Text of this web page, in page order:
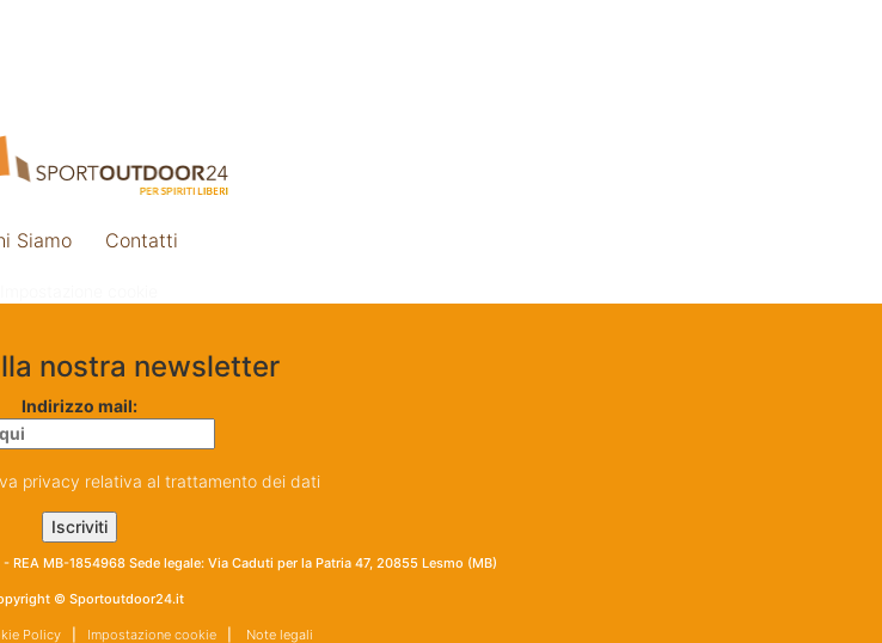
Siamo Contatti
nostra newsletter
Indirizzo mail:
privacy relativa al trattamento dei dati
REA MB-1854968 Sede legale: Via Caduti per la Patria 47, 20855 Lesmo (MB)
© Sportoutdoor24.it
Policy| Impostazione cookie| Note legali